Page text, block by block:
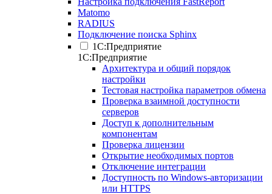
Matomo
RADIUS
Подключение поиска Sphinx
1С:Предприятие
1С:Предприятие
Архитектура и общий порядок
настройки
Тестовая настройка параметров обмена
Проверка взаимной доступности
серверов
Доступ к дополнительным
компонентам
Проверка лицензии
Открытие необходимых портов
Отключение интеграции
Доступность по Windows-авторизации
или HTTPS